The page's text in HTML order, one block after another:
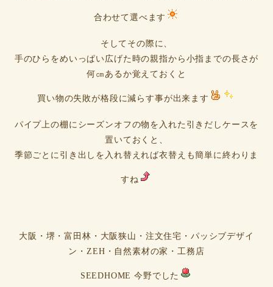
合わせて選べます
そしてその際に、
手のひらをめいっぱい広げた時の親指から小指までの長さが
何㎝あるか覚えておくと
買い物の失敗が格段に減らす事が出来ます
パイプ上の棚にシーズンオフの物を入れた引きだしケースを
置いておくと、
季節ごとに引き出しを入れ替えれば衣替えも簡単に終わりま
すね
大阪・堺・富田林・大阪狭山・注文住宅・パッシブデザイ
ン・ZEH・自然素材の家・工務店
SEEDHOME 今野でした